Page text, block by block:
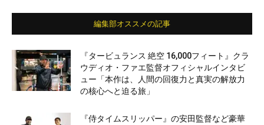
編集部オススメの記事
『タービュランス 絶空 16,000フィート』クラ
ウディオ・ファエ監督オフィシャルインタビ
ュー「本作は、人間の回復力と真実の解放力
の核心へと迫る旅」
『侍タイムスリッパー』の安田監督など豪華